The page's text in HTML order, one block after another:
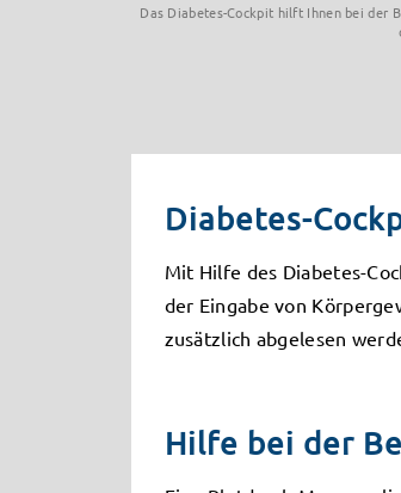
Das Diabetes-Cockpit hilft Ihnen bei der
Diabetes-
Mit Hilfe des Diabetes-
der Eingabe von
zusätzlich abgelesen
Hilfe bei der